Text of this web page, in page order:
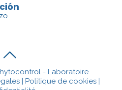
- Laboratoire
| Politique de cookies|